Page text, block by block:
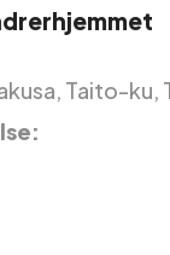
Taito-ku,